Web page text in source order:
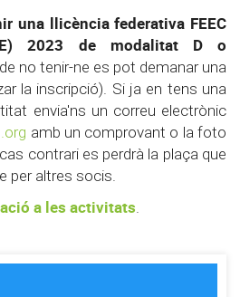
una llicència federativa FEEC
2023 de modalitat D o
no tenir-ne es pot demanar una
la inscripció). Si ja en tens una
envia'ns un correu electrònic
amb un comprovant o la foto
contrari es perdrà la plaça que
per altres socis.
a les activitats.